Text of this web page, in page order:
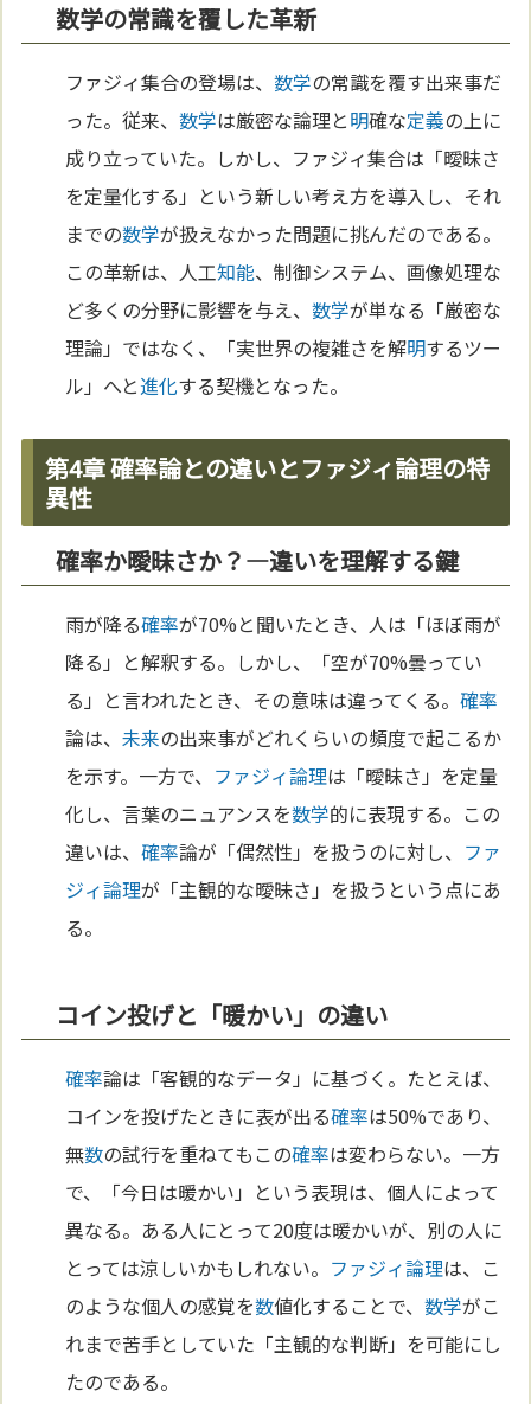
数学の常識を覆した革新
ファジィ集合の登場は、数学の常識を覆す出来事だ
った。従来、数学は厳密な論理と明確な定義の上に
成り立っていた。しかし、ファジィ集合は「曖昧さ
を定量化する」という新しい考え方を導入し、それ
までの数学が扱えなかった問題に挑んだのである。
この革新は、人工知能、制御システム、画像処理な
ど多くの分野に影響を与え、数学が単なる「厳密な
理論」ではなく、「実世界の複雑さを解明するツー
ル」へと進化する契機となった。
第4章 確率論との違いとファジィ論理の特
異性
確率か曖昧さか？—違いを理解する鍵
雨が降る確率が70%と聞いたとき、人は「ほぼ雨が
降る」と解釈する。しかし、「空が70%曇ってい
る」と言われたとき、その意味は違ってくる。確率
論は、未来の出来事がどれくらいの頻度で起こるか
を示す。一方で、 ファジィ論理は「曖昧さ」を定量
化し、言葉のニュアンスを数学的に表現する。この
違いは、確率論が「偶然性」を扱うのに対し、 ファ
ジィ論理が「主観的な曖昧さ」を扱うという点にあ
る。
コイン投げと「暖かい」の違い
確率論は「客観的なデータ」に基づく。たとえば、
コインを投げたときに表が出る確率は50%であり、
無数の試行を重ねてもこの確率は変わらない。一方
で、「今日は暖かい」という表現は、個人によって
異なる。ある人にとって20度は暖かいが、別の人に
とっては涼しいかもしれない。 ファジィ論理は、こ
のような個人の感覚を数値化することで、数学がこ
れまで苦手としていた「主観的な判断」を可能にし
たのである。